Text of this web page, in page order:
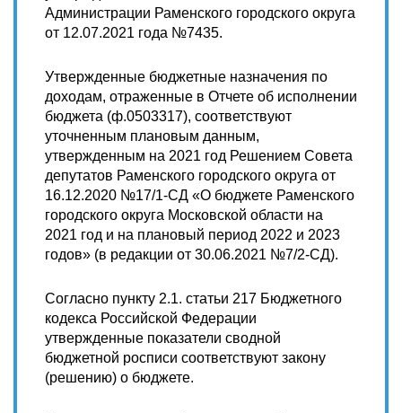
Администрации Раменского городского округа
от 12.07.2021 года №7435.
Утвержденные бюджетные назначения по
доходам, отраженные в Отчете об исполнении
бюджета (ф.0503317), соответствуют
уточненным плановым данным,
утвержденным на 2021 год Решением Совета
депутатов Раменского городского округа от
16.12.2020 №17/1-СД «О бюджете Раменского
городского округа Московской области на
2021 год и на плановый период 2022 и 2023
годов» (в редакции от 30.06.2021 №7/2-СД).
Согласно пункту 2.1. статьи 217 Бюджетного
кодекса Российской Федерации
утвержденные показатели сводной
бюджетной росписи соответствуют закону
(решению) о бюджете.